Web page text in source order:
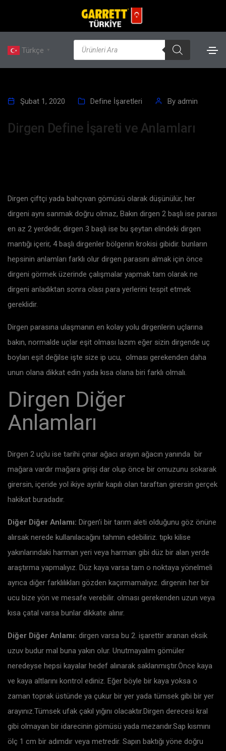
Türkçe ▼
Şubat 1, 2020 Define İşaretleri By admin
Dirgen Define İşareti ve Anlamları
Dirgen çiftçi yada bahçıvan gömüsü olarak düşünülür, her
dirgeni aynı sanmak doğru olmaz, Bakın dirgen 2 başlı ise parası
en az 2 yerdedir, dirgen 3 başlı ise bu şeytan elindeki dirgen
mantığı içerir, 4 başlı dirgenler bölgenin krokisi gibidir. bunların
hepsinin anlamları farklı olur dirgen parasını almak için önce
dirgeni görmek üzerinde çalışmalar yapmak tam olarak ne
dirgeni anladıktan sonra olası para yerlerini tespit etmek
gereklidir.
Dirgen parasına ulaşmanın en kolay yolu dirgenlerin uçlarına
bakın, normalde uçlar eşit olması lazım eğer sizin dirgende uç
boyları eşit değilse işte size ip ucu, olması gerekenden daha
unun olana dikkat edin yada kısa olana biri farklı olmalı.
Dirgen Diğer
Anlamları
Dirgen 2 uçlu ise tarihi çınar ağacı arayın ağacın yanında bir
mağara vardır mağara girişi dar olup önce bir omuzunu sokarak
girersin, içeride yol ikiye ayrılır kapılı olan taraftan girersin gerçek
hakikat buradadır.
Diğer Diğer Anlamı: Dirgen’i bir tarım aleti olduğunu göz önüne
alırsak nerede kullanılacağını tahmin edebiliriz. tıpkı kilise
yakınlarındaki harman yeri veya harman gibi düz bir alan yerde
araştırma yapmalıyız. Düz kaya varsa tam o noktaya yönelmeli
ayrıca diğer farklılıkları gözden kaçırmamalıyız. dirgenin her bir
ucu bize yön ve mesafe verebilir. olması gerekenden uzun veya
kısa çatal varsa bunlar dikkate alınır.
Diğer Diğer Anlamı: dirgen varsa bu 2. işarettir aranan eksik
uzuv budur mal buna yakın olur. Unutmayalım gömüler
neredeyse hepsi kayalar hedef alınarak saklanmıştır.Önce kaya
ve kaya altlarını kontrol ediniz. Eğer böyle bir kaya yoksa o
zaman toprak üstünde ya çukur bir yer yada tümsek gibi bir yer
arayınız.Tümsek ufak çakıl yığını olacaktır.Dirgen derecesi kral
gibi olmayan bir idarecinin gömüsü yada mezarıdır.Sap kısmını
ölç 1 cm bir adımdır veya metredir. Sapın baktığı yöne doğru